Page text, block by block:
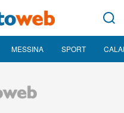
MESSINA SPORT